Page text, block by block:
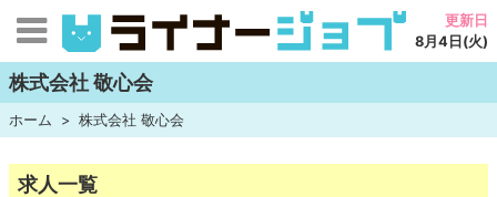
更新日
8月4日(火)
株式会社 敬心会
ホーム 株式会社 敬心会
求人一覧